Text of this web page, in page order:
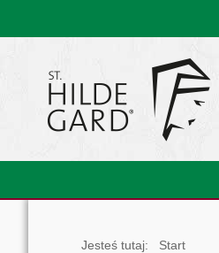
Jesteś tutaj: Start